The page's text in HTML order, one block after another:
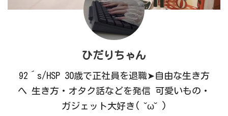
ひだりちゃん
92´s/HSP 30歳で正社員を退職➤自由な生き方
へ 生き方・オタク話などを発信 可愛いもの・
ガジェット大好き( ˘ω˘ )